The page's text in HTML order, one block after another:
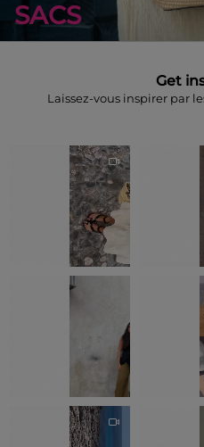
SACS
Get
Laissez-vous inspirer par